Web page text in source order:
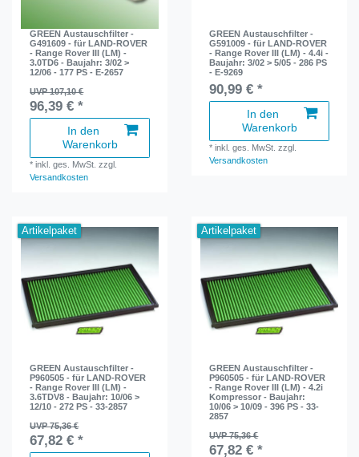
GREEN Austauschfilter -
G491609 - für LAND-ROVER
- Range Rover III (LM) -
3.0TD6 - Baujahr: 3/02 >
12/06 - 177 PS - E-2657
UVP 107,10 €
96,39 € *
In den
Warenkorb
*inkl. ges. MwSt. zzgl.
Versandkosten
GREEN Austauschfilter -
G591009 - für LAND-ROVER
- Range Rover III (LM) - 4.4i -
Baujahr: 3/02 > 5/05 - 286 PS
- E-9269
90,99 € *
In den
Warenkorb
*inkl. ges. MwSt. zzgl.
Versandkosten
Artikelpaket
GREEN Austauschfilter -
P960505 - für LAND-ROVER
- Range Rover III (LM) -
3.6TDV8 - Baujahr: 10/06 >
12/10 - 272 PS - 33-2857
UVP 75,36 €
67,82 € *
Artikelpaket
GREEN Austauschfilter -
P960505 - für LAND-ROVER
- Range Rover III (LM) - 4.2i
Kompressor - Baujahr:
10/06 > 10/09 - 396 PS - 33-
2857
UVP 75,36 €
67,82 € *